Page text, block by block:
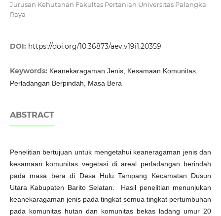
Jurusan Kehutanan Fakultas Pertanian Universitas Palangka
Raya
DOI: https://doi.org/10.36873/aev.v19i1.20359
Keywords: Keanekaragaman Jenis, Kesamaan Komunitas,
Perladangan Berpindah, Masa Bera
ABSTRACT
Penelitian bertujuan untuk mengetahui keaneragaman jenis dan
kesamaan komunitas vegetasi di areal perladangan berindah
pada masa bera di Desa Hulu Tampang Kecamatan Dusun
Utara Kabupaten Barito Selatan. Hasil penelitian menunjukan
keanekaragaman jenis pada tingkat semua tingkat pertumbuhan
pada komunitas hutan dan komunitas bekas ladang umur 20